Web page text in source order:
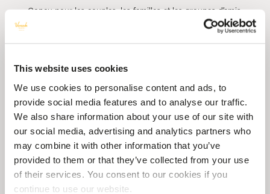
This website uses cookies
We use cookies to personalise content and ads, to
provide social media features and to analyse our traffic.
We also share information about your use of our site with
our social media, advertising and analytics partners who
may combine it with other information that you’ve
provided to them or that they’ve collected from your use
of their services. You consent to our cookies if you
continue to use our website.
Conçu pour les couples, les familles et les groupes d’amis,
Veranda Pointe aux Biches propose également une aile
exclusive réservée aux adultes, pour les voyageurs en quête
minutes seulement, la vie locale s’anime dans les villages
voisins, tandis que la plage de Trou aux Biches est accessible
grâce à la navette gratuite de l’hôtel.
Entre la douceur du sable, le murmure apaisant de la mer, les
saveurs mauriciennes et l’espace bien-être Seven Colours
surplombant le lagon, chaque séjour est pensé autour du
confort, du partage et de l’évasion tropicale.